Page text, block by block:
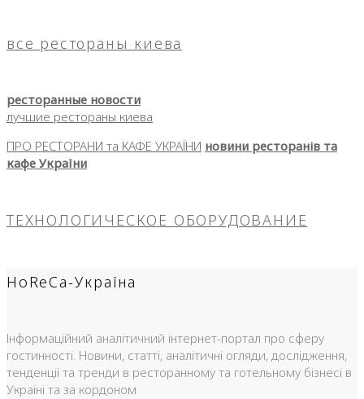
все рестораны киева
ресторанные новости
лучшие рестораны киева
ПРО РЕСТОРАНИ та КАФЕ УКРАЇНИ новини ресторанів та
кафе України
ТЕХНОЛОГИЧЕСКОЕ ОБОРУДОВАНИЕ
HoReCa-Україна
Інформаційний аналітичний інтернет-портал про сферу
гостинності. Новини, статті, аналітичні огляди, дослідження,
тенденції та тренди в ресторанному та готельному бізнесі в
Україні та за кордоном